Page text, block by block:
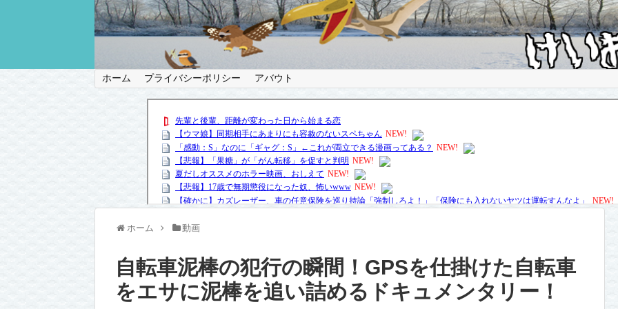
ホーム プライバシーポリシー アバウト
ホーム 動画
自転車泥棒の犯行の瞬間！GPSを仕掛けた自転車
をエサに泥棒を追い詰めるドキュメンタリー！